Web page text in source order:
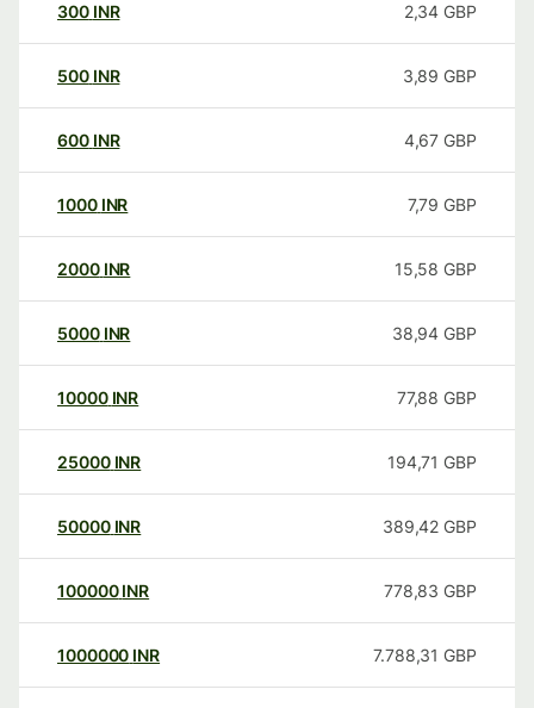
300 INR 2,34 GBP
500 INR 3,89 GBP
600 INR 4,67 GBP
1000 INR 7,79 GBP
2000 INR 15,58 GBP
5000 INR 38,94 GBP
10000 INR 77,88 GBP
25000 INR 194,71 GBP
50000 INR 389,42 GBP
100000 INR 778,83 GBP
1000000 INR 7.788,31 GBP